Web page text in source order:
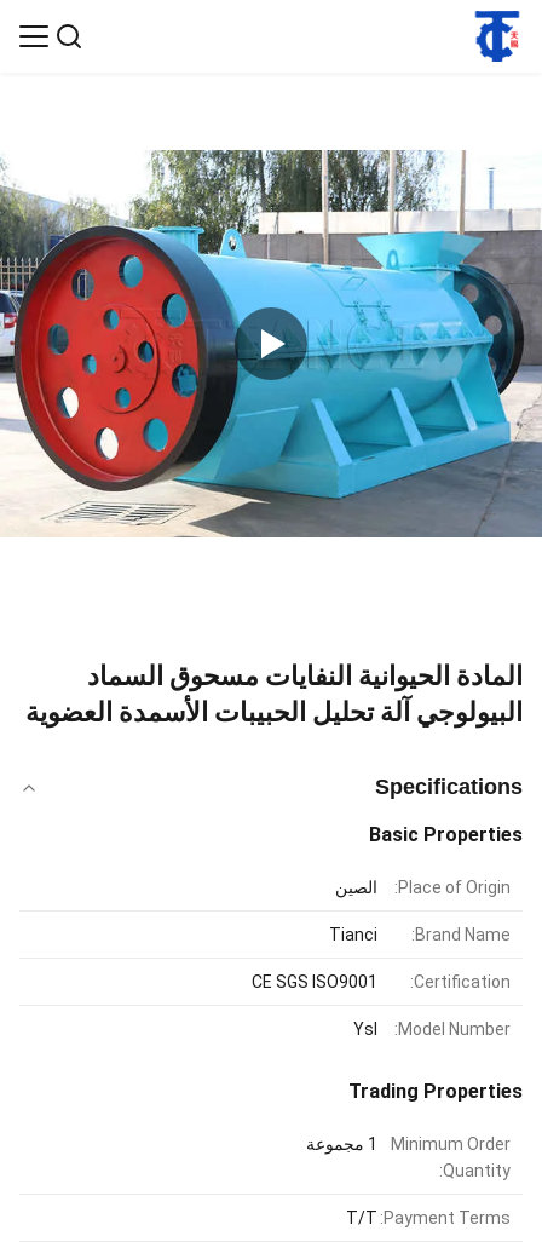
المادة الحيوانية النفايات مسحوق السماد
البيولوجي آلة تحليل الحبيبات الأسمدة العضوية
Specifications
Basic Properties
Place of Origin: الصين
Brand Name:
Tianci
Certification:
CE SGS ISO9001
Model Number:
Ysl
Trading Properties
Minimum Order
Quantity:
1 مجموعة
Payment Terms:
T/T